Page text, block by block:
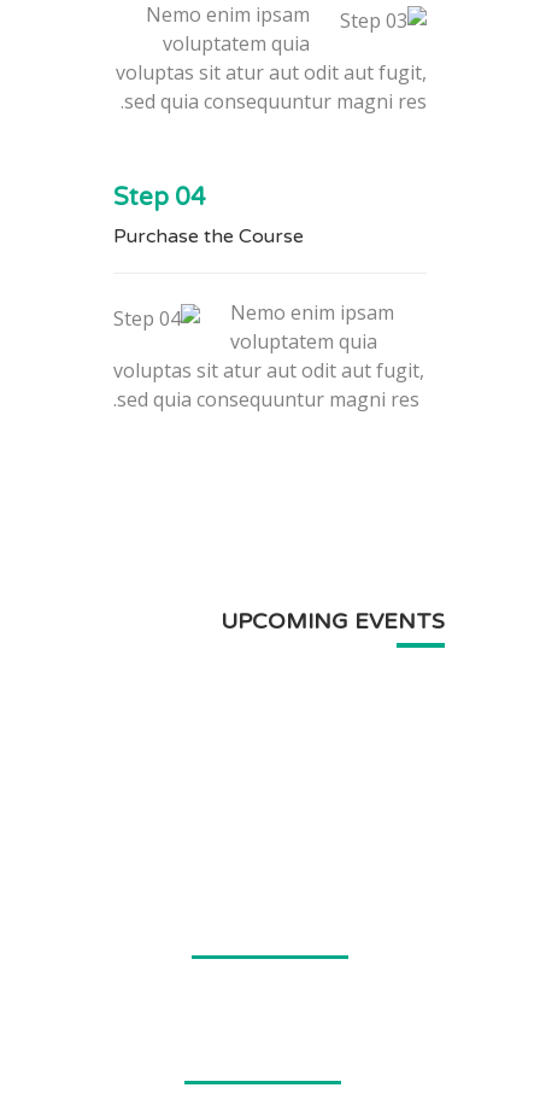
Nemo enim ipsam
voluptatem quia
voluptas sit atur aut odit aut fugit,
sed quia consequuntur magni res.
Step 04
Purchase the Course
Nemo enim ipsam
voluptatem quia
voluptas sit atur aut odit aut fugit,
sed quia consequuntur magni res.
UPCOMING EVENTS